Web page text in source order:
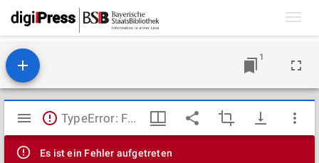
1
Mirador
Viewer
TypeError: Failed to fetch
Es ist ein Fehler aufgetreten